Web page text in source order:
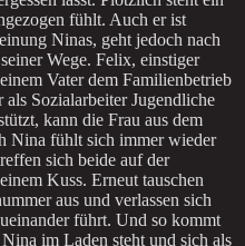
fühlt. Auch er ist
Ninas, geht jedoch nach
Wege. Felix, einstiger
Vater dem Familienbetrieb
Sozialarbeiter Jugendliche
kann die Frau aus dem
Nina fühlt sich immer wieder
sich beide auf der
Kuss. Erneut tauschen
aus und verlassen sich
führt. Und so kommt
im Laden steht und sich als